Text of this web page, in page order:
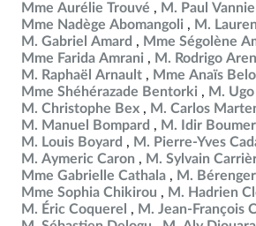
Mme Aurélie Trouvé
M. Paul
Mme Nadège Abomangoli
M.
M. Gabriel Amard
Mme Ségolène
Mme Farida Amrani
M. Rodrigo
M. Raphaël Arnault
Mme Anaïs
Mme Shéhérazade Bentorki
M.
M. Christophe Bex
M. Carlos
M. Manuel Bompard
M. Idir
M. Louis Boyard
M. Pierre-Yves
M. Aymeric Caron
M. Sylvain
Mme Gabrielle Cathala
M.
Mme Sophia Chikirou
M. Hadrien
M. Éric Coquerel
M. Jean-François